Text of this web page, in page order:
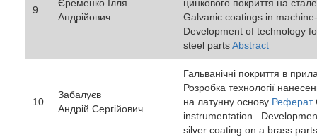
9
Єременко Ілля
Андрійович
цинкового покриття на
Galvanic coatings in
Development of technology
steel partsAbstract
10
Забалуєв
Андрій Сергійович
Гальванічні покриття в
Розробка технології
на латунну основу Реферат
instrumentation.
silver coating on a brass